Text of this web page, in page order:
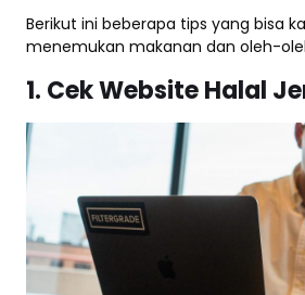
Berikut ini beberapa tips yang bisa
menemukan makanan dan oleh-
1. Cek Website Halal